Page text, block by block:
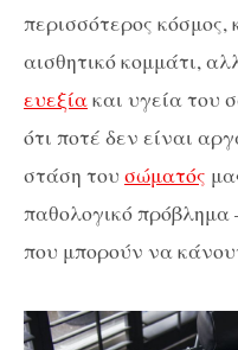
περισσότερος
αισθητικό κομμάτι,
ευεξίακαι υγεία του
ότι ποτέ δεν είναι
στάση του σώματός
παθολογικό πρόβλημα
που μπορούν να